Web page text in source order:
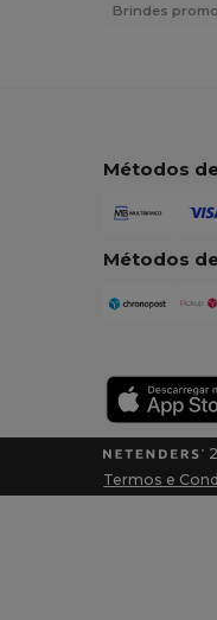
Brindes promo
Métodos
Métodos
Termos e